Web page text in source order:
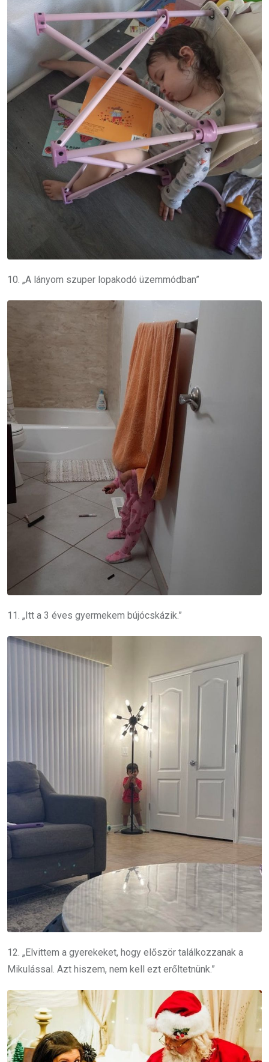
10. „A lányom szuper lopakodó üzemmódban”
11. „Itt a 3 éves gyermekem bújócskázik.”
12. „Elvittem a gyerekeket, hogy először találkozzanak a
Mikulással. Azt hiszem, nem kell ezt erőltetnünk.”